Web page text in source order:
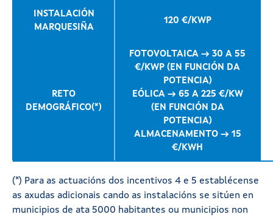
INSTALACIÓN
MARQUESIÑA
120 €/KWP
RETO
DEMOGRÁFICO(*)
FOTOVOLTAICA → 30 A 55
€/KWP (EN FUNCIÓN DA
POTENCIA)
EÓLICA → 65 A 225 €/KW
(EN FUNCIÓN DA
POTENCIA)
ALMACENAMENTO → 15
€/KWH
(*) Para as actuacións dos incentivos 4 e 5 establécense
as axudas adicionais cando as instalacións se sitúen en
municipios de ata 5000 habitantes ou municipios non